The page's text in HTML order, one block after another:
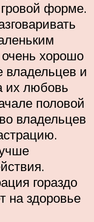
форме.
хорошо
владельцев и
их любовь
половой
владельцев
гораздо
на здоровье